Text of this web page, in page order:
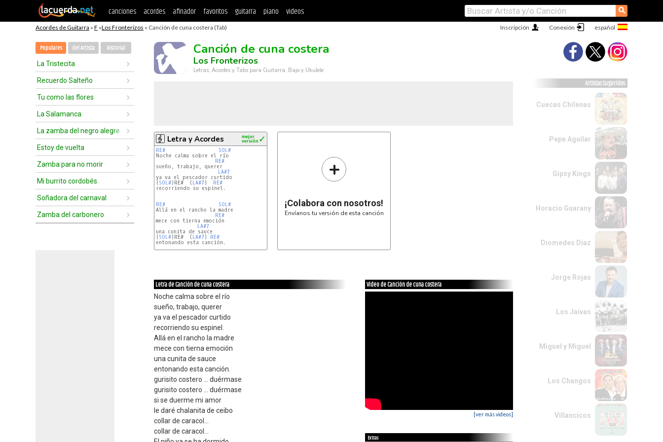
canciones acordes afinador favoritos guitarra piano videos ⚲
Acordes de Guitarra » F »Los Fronterizos » Canción de cuna costera (Tab) Conexión
Inscripción
Populares del Artista Historial
La Tristecita
Recuerdo Salteño
Tu como las flores
La Salamanca
La zamba del negro alegre
Estoy de vuelta
Zamba para no morir
Mi burrito cordobés
Soñadora del carnaval
Zamba del carbonero
Canción de cuna costera
Los Fronterizos
Letras, Acordes y Tabs para Guitarra, Bajo y Ukulele
Letra y Acordes ✓
mejor
versión
RE#
SOL#
Noche calma sobre el río
RE#
sueño, trabajo, querer
LA#7
ya va el pescador curtido
( SOL#)RE#  ( LA#7 ) RE#
recorriendo su espinel.
RE#
SOL#
Allá en el rancho la madre
RE#
mece con tierna emoción
LA#7
una cunita de sauce
( SOL#)RE#  ( LA#7 ) RE#
entonando esta canción.
+
¡Colabora con nosotros!
Envíanos tu versión de esta canción
Letra de Canción de cuna costera
Noche calma sobre el río
sueño, trabajo, querer
ya va el pescador curtido
recorriendo su espinel.
Allá en el rancho la madre
mece con tierna emoción
una cunita de sauce
entonando esta canción.
gurisito costero ... duérmase
gurisito costero ... duérmase
si se duerme mi amor
le daré chalanita de ceibo
collar de caracol...
collar de caracol...
Video de Canción de cuna costera
[ver más videos]
Extras
Artistas Sugeridos
Cuecas Chilenas
Pepe Aguilar
Gipsy Kings
Horacio Guarany
Diomedes Diaz
Jorge Rojas
Los Jaivas
Miguel y Miguel
Los Changos
Villancicos